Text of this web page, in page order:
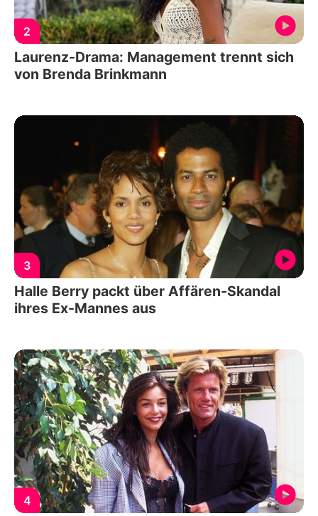
2
Laurenz-Drama: Management trennt sich
von Brenda Brinkmann
3
Halle Berry packt über Affären-Skandal
ihres Ex-Mannes aus
4